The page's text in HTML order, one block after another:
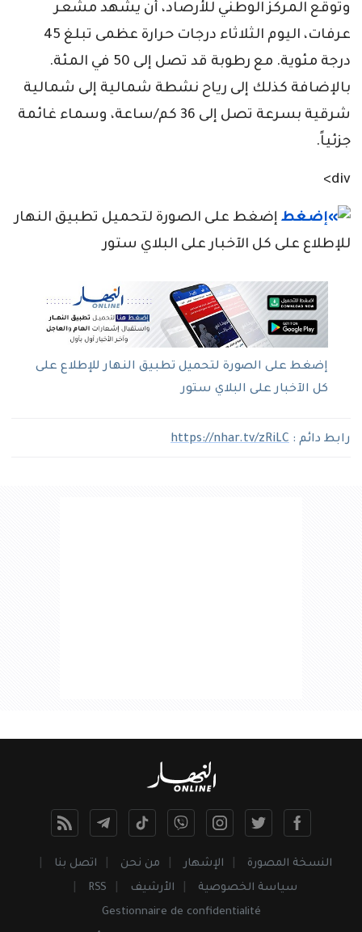
وتوقّع المركز الوطني للأرصاد، أن يشهد مشعر
عرفات، اليوم الثلاثاء درجات حرارة عظمى تبلغ 45
درجة مئوية. مع رطوبة قد تصل إلى 50 في المئة.
بالإضافة كذلك إلى رياح نشطة شمالية إلى شمالية
شرقية بسرعة تصل إلى 36 كم/ساعة، وسماء غائمة
جزئياً.
div>
إضغط على الصورة لتحميل تطبيق النهار
للإطلاع على كل الآخبار على البلاي ستور
إضغط على الصورة لتحميل تطبيق النهار للإطلاع على
كل الآخبار على البلاي ستور
رابط دائم : https://nhar.tv/zRiLC
النسخة المصورة الإشهار من نحن
اتصل بنا
سياسة الخصوصية
الأرشيف
RSS
Gestionnaire de confidentialité